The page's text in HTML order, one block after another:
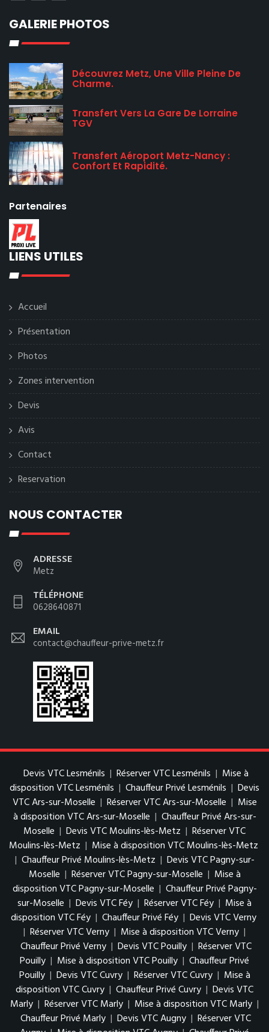
GALERIE PHOTOS
Découvrez Metz, Une Ville Pleine De
Charme.
Transfert Vers La Gare De Lorraine
TGV
Transfert Aéroport Metz-Nancy :
Confort Et Rapidité.
Partenaires
LIENS UTILES
Accueil
Présentation
Photos
Zones intervention
Devis
Avis
Contact
Reservation
NOUS CONTACTER
ADRESSE
Metz
TÉLÉPHONE
0628640871
EMAIL
contact@chauffeur-prive-metz.fr
Devis VTC Lesménils | Réserver VTC Lesménils | Mise à
disposition VTC Lesménils | Chauffeur Privé Lesménils | Devis
VTC Ars-sur-Moselle | Réserver VTC Ars-sur-Moselle | Mise
à disposition VTC Ars-sur-Moselle | Chauffeur Privé Ars-sur-
Moselle | Devis VTC Moulins-lès-Metz | Réserver VTC
Moulins-lès-Metz | Mise à disposition VTC Moulins-lès-Metz
| Chauffeur Privé Moulins-lès-Metz | Devis VTC Pagny-sur-
Moselle | Réserver VTC Pagny-sur-Moselle | Mise à
disposition VTC Pagny-sur-Moselle | Chauffeur Privé Pagny-
sur-Moselle | Devis VTC Féy | Réserver VTC Féy | Mise à
disposition VTC Féy | Chauffeur Privé Féy | Devis VTC Verny
| Réserver VTC Verny | Mise à disposition VTC Verny |
Chauffeur Privé Verny | Devis VTC Pouilly | Réserver VTC
Pouilly | Mise à disposition VTC Pouilly | Chauffeur Privé
Pouilly | Devis VTC Cuvry | Réserver VTC Cuvry | Mise à
disposition VTC Cuvry | Chauffeur Privé Cuvry | Devis VTC
Marly | Réserver VTC Marly | Mise à disposition VTC Marly |
Chauffeur Privé Marly | Devis VTC Augny | Réserver VTC